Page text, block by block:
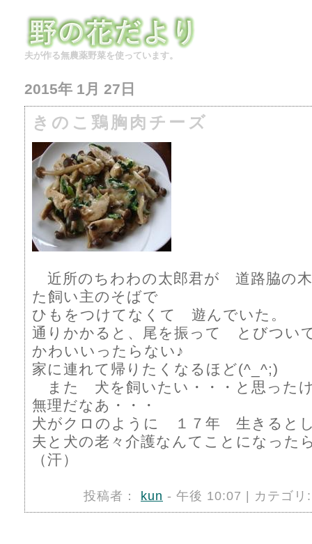
夫が作る無農薬野菜を使っています。
2015年 1月 27日
きのこ鶏胸肉チーズ
近所のちわわの太郎君が 道路脇の
た飼い主のそばで
ひもをつけてなくて 遊んでいた。
通りかかると、尾を振って とびつい
かわいいったらない♪
家に連れて帰りたくなるほど(^_^;)
また 犬を飼いたい・・・と思った
無理だなあ・・・
犬がクロのように １７年 生きると
夫と犬の老々介護なんてことになっ
（汗）
投稿者： kun - 午後 10:07 | カテゴ